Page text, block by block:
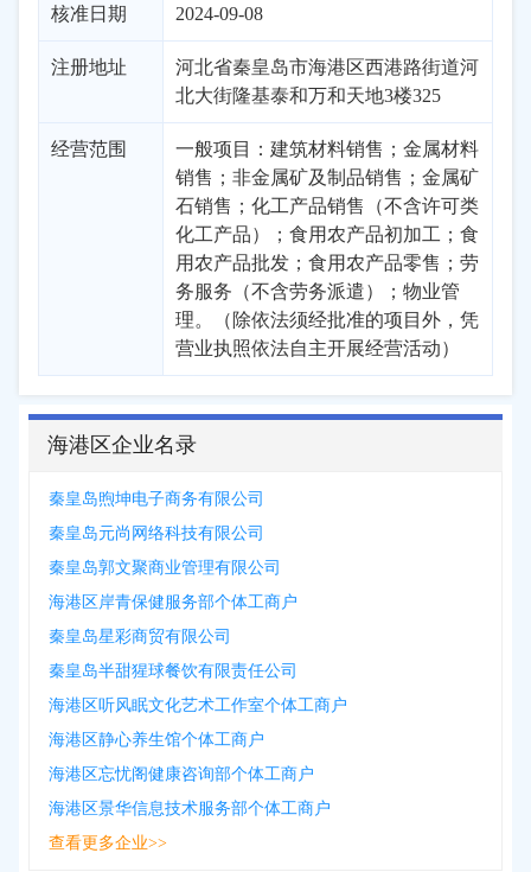
核准日期 2024-09-08
注册地址
河北省秦皇岛市海港区西港路街道河
北大街隆基泰和万和天地3楼325
经营范围
一般项目：建筑材料销售；金属材料
销售；非金属矿及制品销售；金属矿
石销售；化工产品销售（不含许可类
化工产品）；食用农产品初加工；食
用农产品批发；食用农产品零售；劳
务服务（不含劳务派遣）；物业管
理。（除依法须经批准的项目外，凭
营业执照依法自主开展经营活动）
海港区企业名录
秦皇岛煦坤电子商务有限公司
秦皇岛元尚网络科技有限公司
秦皇岛郭文聚商业管理有限公司
海港区岸青保健服务部个体工商户
秦皇岛星彩商贸有限公司
秦皇岛半甜猩球餐饮有限责任公司
海港区听风眠文化艺术工作室个体工商户
海港区静心养生馆个体工商户
海港区忘忧阁健康咨询部个体工商户
海港区景华信息技术服务部个体工商户
查看更多企业>>